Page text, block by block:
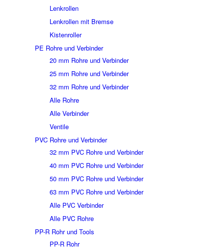
Lenkrollen
Lenkrollen mit Bremse
Kistenroller
PE Rohre und Verbinder
20 mm Rohre und Verbinder
25 mm Rohre und Verbinder
32 mm Rohre und Verbinder
Alle Rohre
Alle Verbinder
Ventile
PVC Rohre und Verbinder
32 mm PVC Rohre und Verbinder
40 mm PVC Rohre und Verbinder
50 mm PVC Rohre und Verbinder
63 mm PVC Rohre und Verbinder
Alle PVC Verbinder
Alle PVC Rohre
PP-R Rohr und Tools
PP-R Rohr